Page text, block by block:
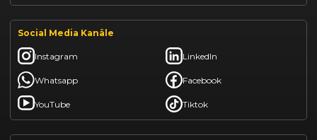
Social Media Kanäle
Instagram LinkedIn
Whatsapp Facebook
YouTube Tiktok